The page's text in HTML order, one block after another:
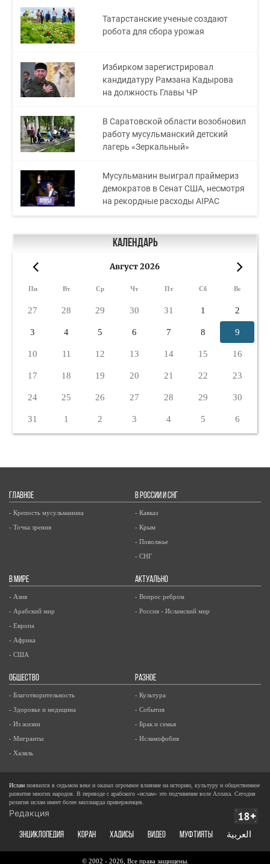
Татарстанские ученые создают
робота для сбора урожая
Избирком зарегистрировал
кандидатуру Рамзана Кадырова
на должность Главы ЧР
В Саратовской области возобновил
работу мусульманский детский
лагерь «Зеркальный»
Мусульманин выиграл праймериз
демократов в Сенат США, несмотря
на рекордные расходы AIPAC
Календарь
Август 2026
Пн Вт Ср Чт Пт Сб Вс
27 28 29 30 31 1 2
3 4 5 6 7 8 9
10 11 12 13 14 15 16
17 18 19 20 21 22 23
24 25 26 27 28 29 30
31 1 2 3 4 5 6
ГЛАВНОЕ
- Крепость мусульманина
- Точка зрения
В РОССИИ И СНГ
- Кавказ
- Крым
- Поволжье
- СНГ
В МИРЕ
- Азия
- Арабский мир
- Европа
- Африка
- США
АКТУАЛЬНО
- Вопрос ребром
- Россия - Исламский мир
ОБЩЕСТВО
- Благотворительность
- Здоровье и медицина
- Из жизни
- Мигранты
- Халяль
РАЗНОЕ
- Культура
- События
- Брак и семья
- Исламофобия
Ислам появился в седьмом веке и оказал огромное влияние на историю, культуру и общественное
развитие многих народов. В переводе с арабского «ислам» это подчинение воле Аллаха. Сегодня
религия ислам имеет более миллиарда приверженцев.
Редакция
ЭНЦИКЛОПЕДИЯ КОРАН ХАДИСЫ ВИДЕО Муфтияты العربية
© 2002 - 2026, Все права защищены.